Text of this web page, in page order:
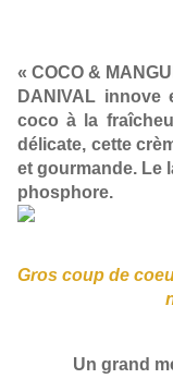
« COCO &
DANIVAL
coco à la
délicate, cette
et gourmande. Le
phosphore.
Gros coup de
Un grand